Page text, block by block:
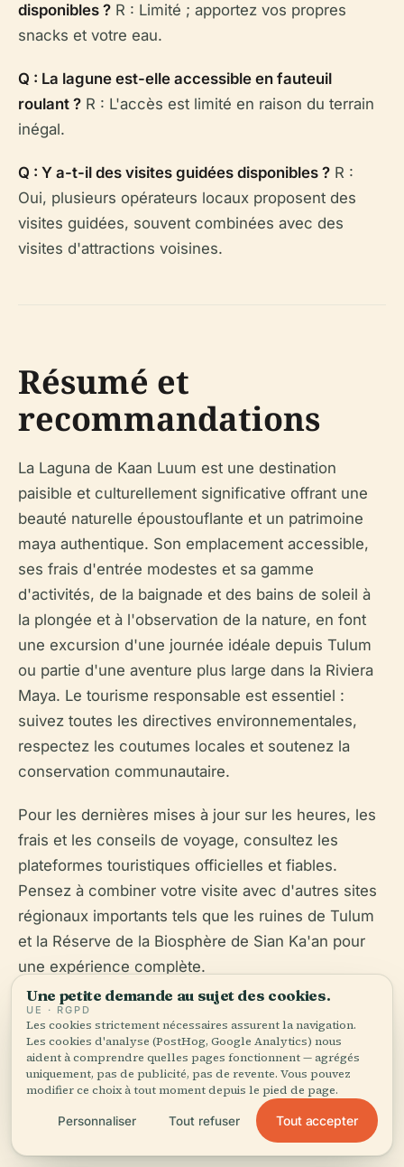
disponibles ? R : Limité ; apportez vos propres
snacks et votre eau.
Q : La lagune est-elle accessible en fauteuil
roulant ? R : L'accès est limité en raison du terrain
inégal.
Q : Y a-t-il des visites guidées disponibles ? R :
Oui, plusieurs opérateurs locaux proposent des
visites guidées, souvent combinées avec des
visites d'attractions voisines.
Résumé et
recommandations
La Laguna de Kaan Luum est une destination
paisible et culturellement significative offrant une
beauté naturelle époustouflante et un patrimoine
maya authentique. Son emplacement accessible,
ses frais d'entrée modestes et sa gamme
d'activités, de la baignade et des bains de soleil à
la plongée et à l'observation de la nature, en font
une excursion d'une journée idéale depuis Tulum
ou partie d'une aventure plus large dans la Riviera
Maya. Le tourisme responsable est essentiel :
suivez toutes les directives environnementales,
respectez les coutumes locales et soutenez la
conservation communautaire.
Pour les dernières mises à jour sur les heures, les
frais et les conseils de voyage, consultez les
plateformes touristiques officielles et fiables.
Pensez à combiner votre visite avec d'autres sites
régionaux importants tels que les ruines de Tulum
et la Réserve de la Biosphère de Sian Ka'an pour
une expérience complète.
Écoutez l'histoire complète dans l'app
Une petite demande au sujet des cookies.
UE · RGPD
Les cookies strictement nécessaires assurent la navigation.
Les cookies d'analyse (PostHog, Google Analytics) nous
aident à comprendre quelles pages fonctionnent — agrégés
uniquement, pas de publicité, pas de revente. Vous pouvez
modifier ce choix à tout moment depuis le pied de page.
Personnaliser Tout refuser Tout accepter